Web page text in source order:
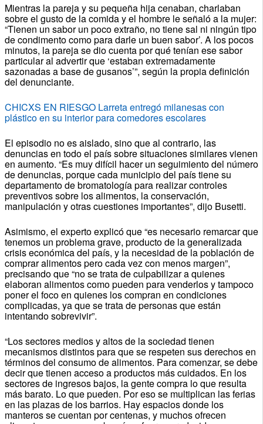
Mientras la pareja y su pequeña hija cenaban, charlaban
sobre el gusto de la comida y el hombre le señaló a la mujer:
“Tienen un sabor un poco extraño, no tiene sal ni ningún tipo
de condimento como para darle un buen sabor’. A los pocos
minutos, la pareja se dio cuenta por qué tenían ese sabor
particular al advertir que ‘estaban extremadamente
sazonadas a base de gusanos’”, según la propia definición
del denunciante.
CHICXS EN RIESGO Larreta entregó milanesas con
plástico en su interior para comedores escolares
El episodio no es aislado, sino que al contrario, las
denuncias en todo el país sobre situaciones similares vienen
en aumento. “Es muy difícil hacer un seguimiento del número
de denuncias, porque cada municipio del país tiene su
departamento de bromatología para realizar controles
preventivos sobre los alimentos, la conservación,
manipulación y otras cuestiones importantes”, dijo Busetti.
Asimismo, el experto explicó que “es necesario remarcar que
tenemos un problema grave, producto de la generalizada
crisis económica del país, y la necesidad de la población de
comprar alimentos pero cada vez con menos margen”,
precisando que “no se trata de culpabilizar a quienes
elaboran alimentos como pueden para venderlos y tampoco
poner el foco en quienes los compran en condiciones
complicadas, ya que se trata de personas que están
intentando sobrevivir”.
“Los sectores medios y altos de la sociedad tienen
mecanismos distintos para que se respeten sus derechos en
términos del consumo de alimentos. Para comenzar, se debe
decir que tienen acceso a productos más cuidados. En los
sectores de ingresos bajos, la gente compra lo que resulta
más barato. Lo que pueden. Por eso se multiplican las ferias
en las plazas de los barrios. Hay espacios donde los
manteros se cuentan por centenas, y muchos ofrecen